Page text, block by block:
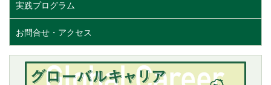
実践プログラム
お問合せ・アクセス